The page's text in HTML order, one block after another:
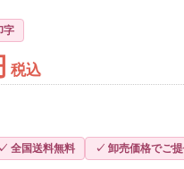
字
税込
✓ 全国送料無料 ✓ 卸売価格でご